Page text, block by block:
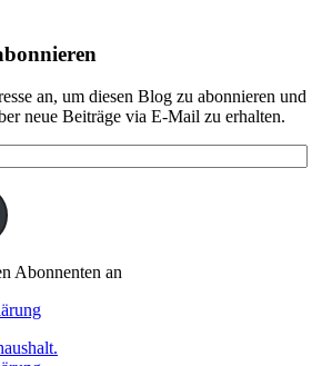
an, um diesen Blog zu abonnieren und
neue Beiträge via E-Mail zu erhalten.
Abonnenten an